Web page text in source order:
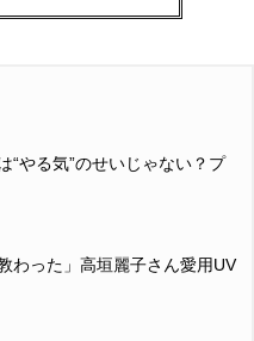
“やる気”のせいじゃない？プ
わった」高垣麗子さん愛用UV